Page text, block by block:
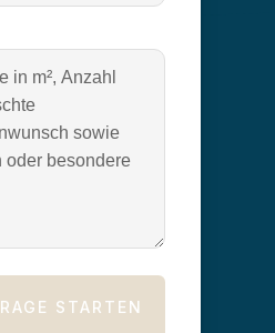
STARTEN